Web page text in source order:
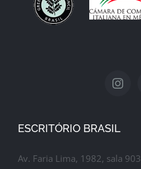
ESCRITÓRIO BRASIL
Av. Faria Lima, 1982, sala 903